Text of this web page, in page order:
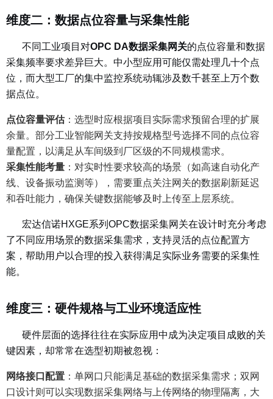
维度二：数据点位容量与采集性能
不同工业项目对OPC DA数据采集网关的点位容量和数据
采集频率要求差异巨大。中小型应用可能仅需处理几十个点
位，而大型工厂的集中监控系统动辄涉及数千甚至上万个数
据点位。
点位容量评估：选型时应根据项目实际需求预留合理的扩展
余量。部分工业智能网关支持按规格型号选择不同的点位容
量配置，以满足从车间级到厂区级的不同规模需求。
采集性能考量 ： 对实时性要求较高的场景（如高速自动化产
线、设备振动监测等），需要重点关注网关的数据刷新延迟
和吞吐能力，确保关键数据能够及时上传至上层系统。
宏达信诺HXGE系列OPC数据采集网关在设计时充分考虑
了不同应用场景的数据采集需求，支持灵活的点位配置方
案，帮助用户以合理的投入获得满足实际业务需要的采集性
能。
维度三：硬件规格与工业环境适应性
硬件层面的选择往往在实际应用中成为决定项目成败的关
键因素，却常常在选型初期被忽视：
网络接口配置 ： 单网口只能满足基础的数据采集需求；双网
口设计则可以实现数据采集网络与上传网络的物理隔离，大